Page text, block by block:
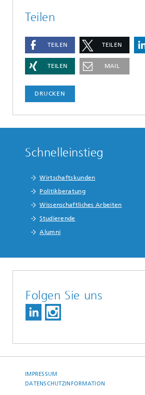
Teilen
TEILEN TEILEN
TEILEN MAIL
DRUCKEN
Schnelleinstieg
Wirtschaftskunden
Politikberatung
Wissenschaftliches Arbeiten
Studierende
Alumni
Folgen Sie uns
IMPRESSUM
DATENSCHUTZINFORMATION